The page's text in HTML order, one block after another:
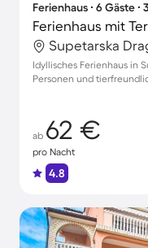
Ferienhaus ∙ 6 Gäste
Ferienhaus mit
Supetarska
Idyllisches Ferienhaus in
Personen und
ab 62 €
pro Nacht
4.8